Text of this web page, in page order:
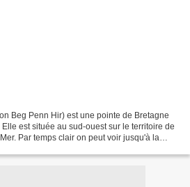
Beg Penn Hir) est une pointe de Bretagne
est située au sud-ouest sur le territoire de
Par temps clair on peut voir jusqu'à la